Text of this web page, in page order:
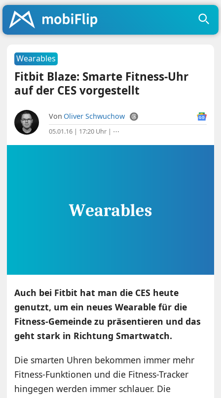
Wearables
Fitbit Blaze: Smarte Fitness-Uhr
auf der CES vorgestellt
Von Oliver Schwuchow
05.01.16 | 17:20 Uhr | ⋯
Auch bei Fitbit hat man die CES heute
genutzt, um ein neues Wearable für die
Fitness-Gemeinde zu präsentieren und das
geht stark in Richtung Smartwatch.
Die smarten Uhren bekommen immer mehr
Fitness-Funktionen und die Fitness-Tracker
hingegen werden immer schlauer. Die